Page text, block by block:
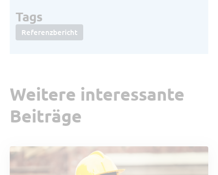
Tags
Referenzbericht
Weitere interessante
Beiträge